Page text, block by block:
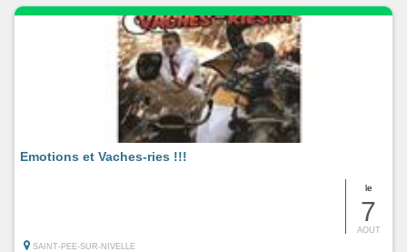
le
7
AOUT
Emotions et Vaches-ries !!!
SAINT-PEE-SUR-NIVELLE